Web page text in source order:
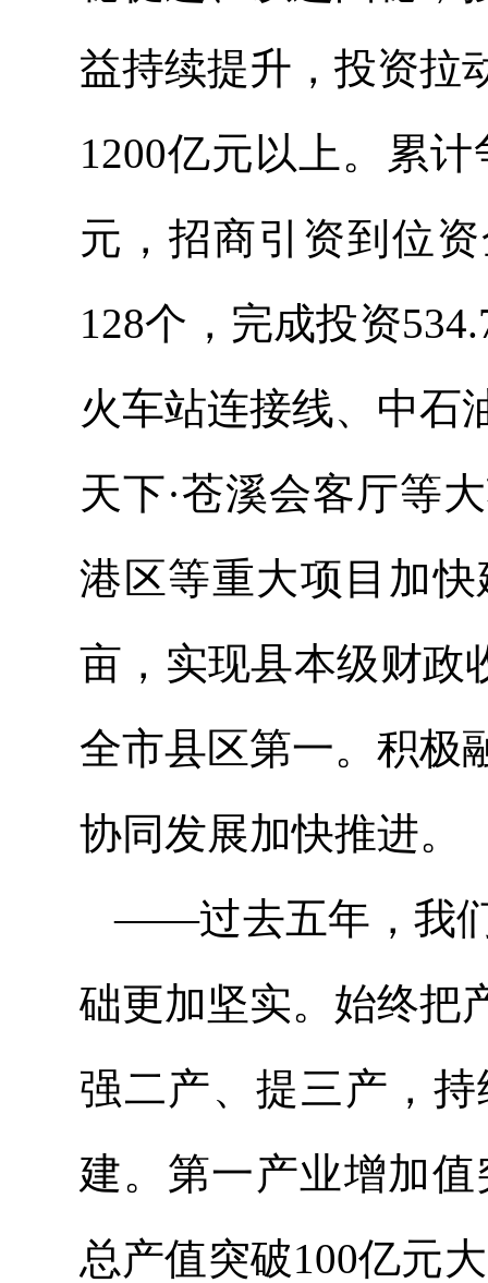
益持续提升，投资拉
1200亿元以上。累
元，招商引资到位
128个，完成投资
火车站连接线、中石
天下·苍溪会客厅等
港区等重大项目加
亩，实现县本级财政
全市县区第一。积极
协同发展加快推进。
——过去五年，我
础更加坚实。始终把
强二产、提三产，
建。第一产业增加
总产值突破100亿元